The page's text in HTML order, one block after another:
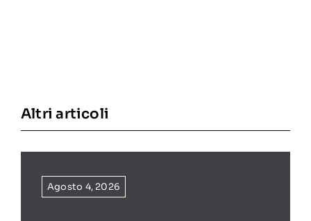
Altri articoli
Agosto 4, 2026